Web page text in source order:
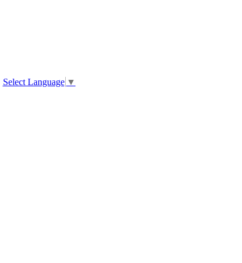
Select Language ▼